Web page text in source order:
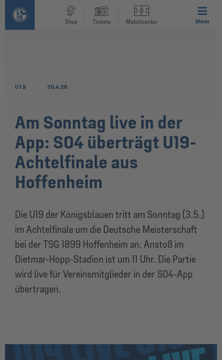
Shop Tickets Matchcenter Menu
Am Sonntag live in der
App: S04 überträgt U19-
Achtelfinale aus
Hoffenheim
Die U19 der Königsblauen tritt am Sonntag (3.5.)
im Achtelfinale um die Deutsche Meisterschaft
bei der TSG 1899 Hoffenheim an. Anstoß im
Dietmar-Hopp-Stadion ist um 11 Uhr. Die Partie
wird live für Vereinsmitglieder in der S04-App
übertragen.
U19 30.4.26